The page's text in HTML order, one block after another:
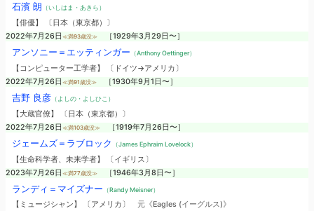
石濱 朗 （いしはま・あきら）
【俳優】 〔日本（東京都）〕
2022年7月26日 ≪満93歳没≫ ［1929年3月29日〜］
アンソニー＝エッティンガー （Anthony Oettinger）
【コンピューター工学者】 〔ドイツ→アメリカ〕
2022年7月26日 ≪満91歳没≫ ［1930年9月1日〜］
吉野 良彦（よしの・よしひこ）
【大蔵官僚】 〔日本（東京都）〕
2022年7月26日 ≪満103歳没≫ ［1919年7月26日〜］
ジェームズ＝ラブロック （James Ephraim Lovelock）
【生命科学者、未来学者】 〔イギリス〕
2023年7月26日 ≪満77歳没≫ ［1946年3月8日〜］
ランディ＝マイズナー （Randy Meisner）
【ミュージシャン】 〔アメリカ〕 元《Eagles (イーグルス)》